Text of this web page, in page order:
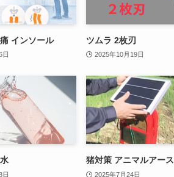
インソール
日
ツムラ 2枚刃
2025年10月19日
日
猪対策 アニマルアース
2025年7月24日